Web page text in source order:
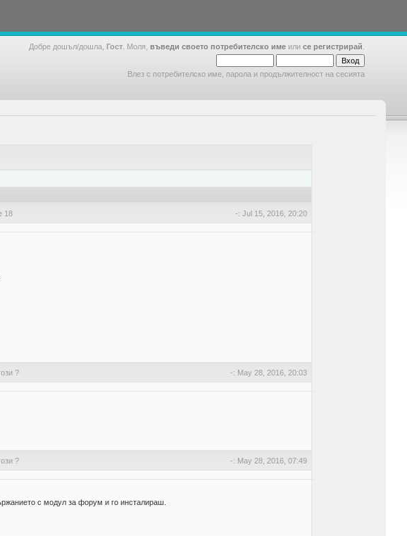
Добре дошъл/дошла, Гост . Моля, въведи своето потребителско име или се регистрирай
Влез с потребителско име, парола и продължителност на сесията
18 -: Jul 15, 2016, 20:20
? -: May 28, 2016, 20:03
? -: May 28, 2016, 07:49
с модул за форум и го инсталираш.